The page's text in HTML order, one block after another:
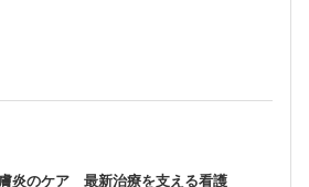
人移行支援……堀野智史
けるこどものスキンケアと日常生活指導……益
問看護……林奈津子 210
炎のケア 最新治療を支える看護